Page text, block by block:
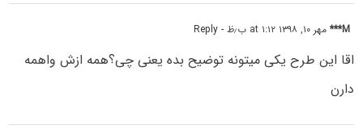
M*** مهر ۱۰, ۱۳۹۸ at ۱:۱۲ ب٫ظ - Reply
اقا این طرح یکی میتونه توضیح بده یعنی چی؟همه ازش واهمه
دارن